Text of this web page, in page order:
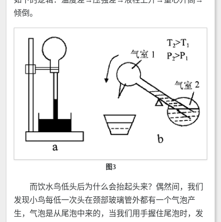
倾倒。
图3
而饮水鸟低头后为什么会抬起头来？偶然间，我们
发现小鸟每低一次头在颈部玻璃管外都有一个气泡产
生，气泡是从尾泡中来的，当我们用手握住尾泡时，发